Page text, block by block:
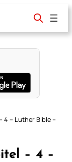
4 – Luther Bible –
– 4 –